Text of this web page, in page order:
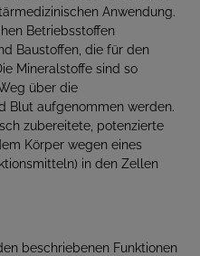
Anwendung.
Betriebsstoffen
Baustoffen, die für den
Mineralstoffe sind so
über die
Blut aufgenommen werden.
zubereitete, potenzierte
Körper wegen eines
in den Zellen
beschriebenen Funktionen